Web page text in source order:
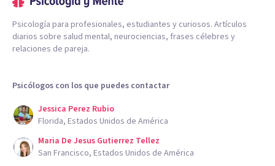
Psicología para profesionales, estudiantes y curiosos. Artículos
diarios sobre salud mental, neurociencias, frases célebres y
relaciones de pareja.
Psicólogos con los que puedes contactar
Jessica Perez Rubio
Florida, Estados Unidos de América
Maria De Jesus Gutierrez Tellez
San Francisco, Estados Unidos de América